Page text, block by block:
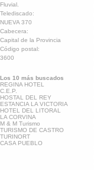
Fluvial.
Telediscado:
NUEVA 370
Cabecera:
Capital de la Provincia
Código postal:
3600
Los 10 más buscados
REGINA HOTEL
C.E.P.
HOSTAL DEL REY
ESTANCIA LA VICTORIA
HOTEL DEL LITORAL
LA CORVINA
M & M Turismo
TURISMO DE CASTRO
TURINORT
CASA PUEBLO